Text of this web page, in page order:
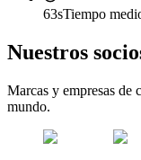
63sTiempo
Nuestros
Marcas y empresas de
mundo.